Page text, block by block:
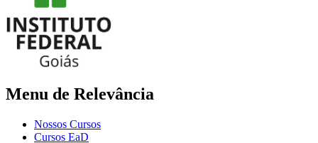
Menu de Relevância
Nossos Cursos
Cursos EaD